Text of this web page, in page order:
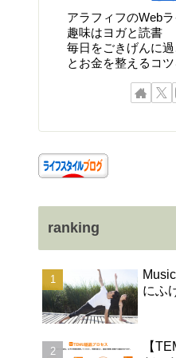
アラフィフのWeb
趣味はヨガと読書
毎日をごきげんに
とお金を整えるコ
ranking
にふ
【